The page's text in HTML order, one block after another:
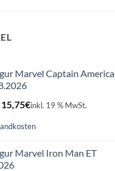
Marvel Captain America
Ursprünglicher
Preis
war:
15,75€Aktueller
ist:
inkl. 19 % MwSt.
Marvel Iron Man ET